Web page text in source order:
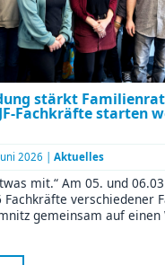
stärkt
Fachkräfte starten
2026 | Aktuelles
mit.“ Am 05. und
Fachkräfte verschiedener
gemeinsam auf